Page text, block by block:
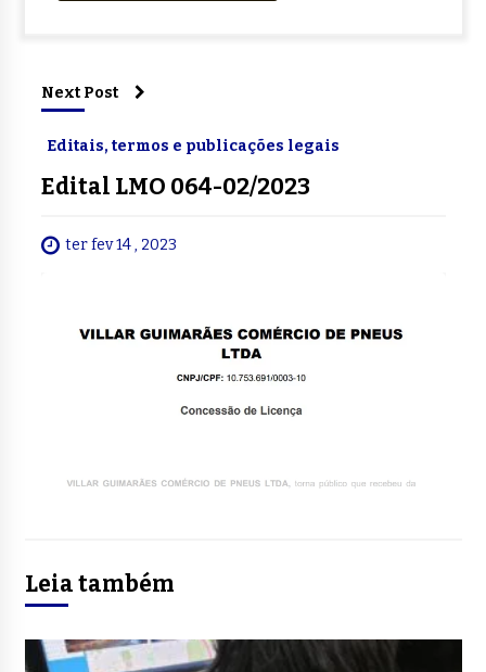
Next Post
Editais, termos e publicações legais
Edital LMO 064-02/2023
ter fev 14 , 2023
Leia também